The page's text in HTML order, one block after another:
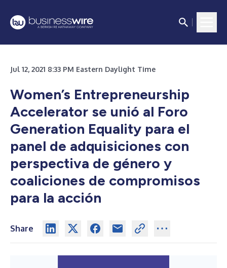
Jul 12, 2021 8:33 PM Eastern Daylight Time
Women’s Entrepreneurship
Accelerator se unió al Foro
Generation Equality para el
panel de adquisiciones con
perspectiva de género y
coaliciones de compromisos
para la acción
Share